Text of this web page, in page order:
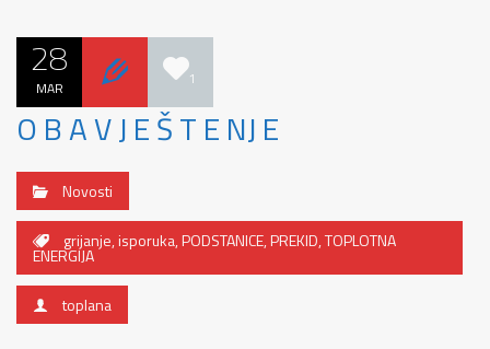
28
MAR 1
O B A V J E Š T E NJ E
Novosti
grijanje,isporuka,PODSTANICE,PREKID,TOPLOTNA
ENERGIJA
toplana